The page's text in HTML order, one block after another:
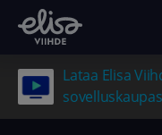
Lataa Elisa